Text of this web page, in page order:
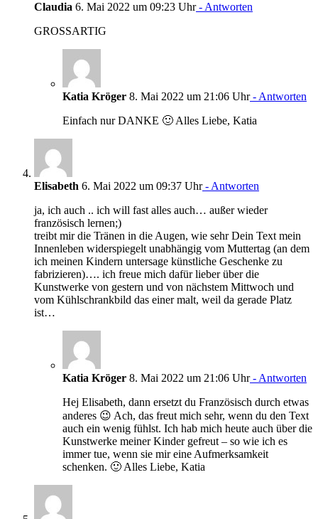
Claudia 6. Mai 2022 um 09:23 Uhr- Antworten
GROSSARTIG
Katia Kröger 8. Mai 2022 um 21:06 Uhr- Antworten
Einfach nur DANKE 🙂 Alles Liebe, Katia
Elisabeth 6. Mai 2022 um 09:37 Uhr- Antworten
ja, ich auch .. ich will fast alles auch… außer wieder
französisch lernen;)
treibt mir die Tränen in die Augen, wie sehr Dein Text mein
Innenleben widerspiegelt unabhängig vom Muttertag (an dem
ich meinen Kindern untersage künstliche Geschenke zu
fabrizieren)…. ich freue mich dafür lieber über die
Kunstwerke von gestern und von nächstem Mittwoch und
vom Kühlschrankbild das einer malt, weil da gerade Platz
ist…
Katia Kröger 8. Mai 2022 um 21:06 Uhr- Antworten
Hej Elisabeth, dann ersetzt du Französisch durch etwas
anderes 😉 Ach, das freut mich sehr, wenn du den Text
auch ein wenig fühlst. Ich hab mich heute auch über die
Kunstwerke meiner Kinder gefreut – so wie ich es
immer tue, wenn sie mir eine Aufmerksamkeit
schenken. 🙂 Alles Liebe, Katia